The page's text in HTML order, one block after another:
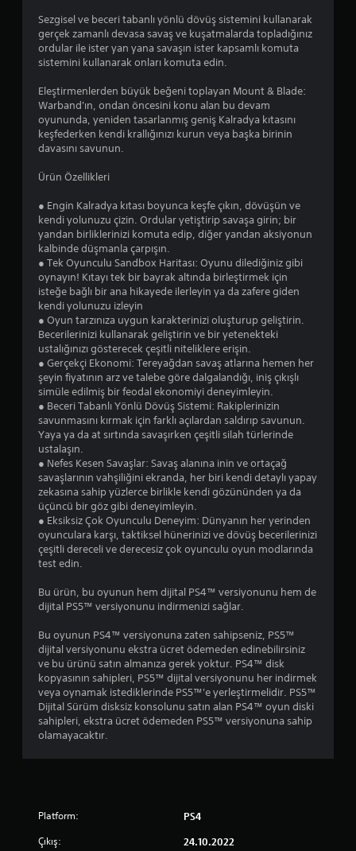
Sezgisel ve beceri tabanlı yönlü dövüş sistemini kullanarak
gerçek zamanlı devasa savaş ve kuşatmalarda topladığınız
ordular ile ister yan yana savaşın ister kapsamlı komuta
sistemini kullanarak onları komuta edin.
Eleştirmenlerden büyük beğeni toplayan Mount & Blade:
Warband'ın, ondan öncesini konu alan bu devam
oyununda, yeniden tasarlanmış geniş Kalradya kıtasını
keşfederken kendi krallığınızı kurun veya başka birinin
davasını savunun.
Ürün Özellikleri
● Engin Kalradya kıtası boyunca keşfe çıkın, dövüşün ve
kendi yolunuzu çizin. Ordular yetiştirip savaşa girin; bir
yandan birliklerinizi komuta edip, diğer yandan aksiyonun
kalbinde düşmanla çarpışın.
● Tek Oyunculu Sandbox Haritası: Oyunu dilediğiniz gibi
oynayın! Kıtayı tek bir bayrak altında birleştirmek için
isteğe bağlı bir ana hikayede ilerleyin ya da zafere giden
kendi yolunuzu izleyin
● Oyun tarzınıza uygun karakterinizi oluşturup geliştirin.
Becerilerinizi kullanarak geliştirin ve bir yetenekteki
ustalığınızı gösterecek çeşitli niteliklere erişin.
● Gerçekçi Ekonomi: Tereyağdan savaş atlarına hemen her
şeyin fiyatının arz ve talebe göre dalgalandığı, iniş çıkışlı
simüle edilmiş bir feodal ekonomiyi deneyimleyin.
● Beceri Tabanlı Yönlü Dövüş Sistemi: Rakiplerinizin
savunmasını kırmak için farklı açılardan saldırıp savunun.
Yaya ya da at sırtında savaşırken çeşitli silah türlerinde
ustalaşın.
● Nefes Kesen Savaşlar: Savaş alanına inin ve ortaçağ
savaşlarının vahşiliğini ekranda, her biri kendi detaylı yapay
zekasına sahip yüzlerce birlikle kendi gözününden ya da
üçüncü bir göz gibi deneyimleyin.
● Eksiksiz Çok Oyunculu Deneyim: Dünyanın her yerinden
oyunculara karşı, taktiksel hünerinizi ve dövüş becerilerinizi
çeşitli dereceli ve derecesiz çok oyunculu oyun modlarında
test edin.
Bu ürün, bu oyunun hem dijital PS4™ versiyonunu hem de
dijital PS5™ versiyonunu indirmenizi sağlar.
Bu oyunun PS4™ versiyonuna zaten sahipseniz, PS5™
dijital versiyonunu ekstra ücret ödemeden edinebilirsiniz
ve bu ürünü satın almanıza gerek yoktur. PS4™ disk
kopyasının sahipleri, PS5™ dijital versiyonunu her indirmek
veya oynamak istediklerinde PS5™'e yerleştirmelidir. PS5™
Dijital Sürüm disksiz konsolunu satın alan PS4™ oyun diski
sahipleri, ekstra ücret ödemeden PS5™ versiyonuna sahip
olamayacaktır.
Platform: PS4
Çıkış: 24.10.2022